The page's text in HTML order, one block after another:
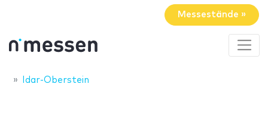
Messestände »
Idar-Oberstein